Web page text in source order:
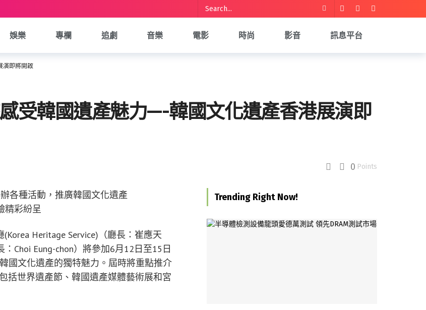
娛樂 專欄 追劇 音樂 電影 時尚 影音 訊息平台
演即將開啟
受韓國遺產魅力—-韓國文化遺產香港展演即
0 Points
各種活動，推廣韓國文化遺產
精彩紛呈
Heritage Service)（廳長：崔應天
：Choi Eung-chon）將參加6月12日至15日
國文化遺產的獨特魅力。屆時將重點推介
括世界遺產節、韓國遺產媒體藝術展和宮
Trending Right Now!